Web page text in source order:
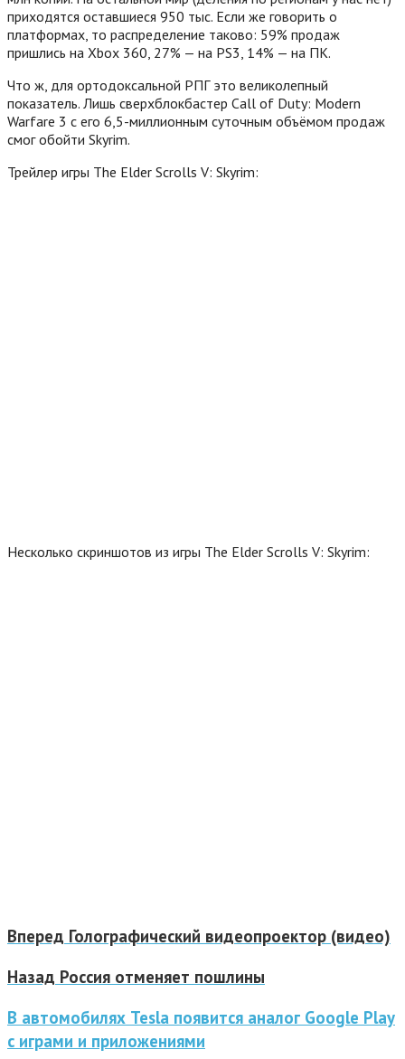
приходятся оставшиеся 950 тыс. Если же говорить о
платформах, то распределение таково: 59% продаж
пришлись на Xbox 360, 27% — на PS3, 14% — на ПК.
Что ж, для ортодоксальной РПГ это великолепный
показатель. Лишь сверхблокбастер Call of Duty: Modern
Warfare 3 с его 6,5-миллионным суточным объёмом продаж
смог обойти Skyrim.
Трейлер игры The Elder Scrolls V: Skyrim:
Несколько скриншотов из игры The Elder Scrolls V: Skyrim:
Вперед Голографический видеопроектор (видео)
Назад Россия отменяет пошлины
В автомобилях Tesla появится аналог Google Play
с играми и приложениями